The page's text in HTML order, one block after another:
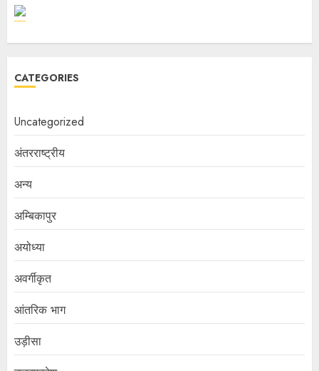
CATEGORIES
Uncategorized
अंतरराष्ट्रीय
अन्य
अम्बिकापुर
अयोध्या
अवर्गीकृत
आंतरिक भाग
उड़ीसा